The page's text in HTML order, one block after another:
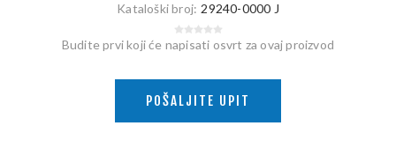
Kataloški broj: 29240-0000 J
Budite prvi koji će napisati osvrt za ovaj proizvod
POŠALJITE UPIT